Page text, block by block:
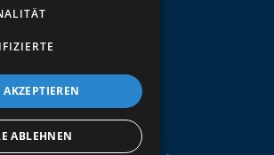
AKZEPTIEREN
ABLEHNEN